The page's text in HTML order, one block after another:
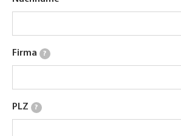
Firma ?
PLZ ?